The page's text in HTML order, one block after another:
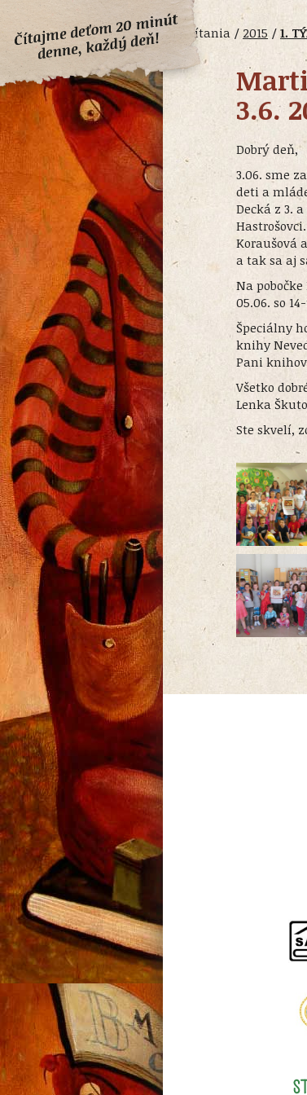
Čítania / 2015 / 1.
3.6.
Dobrý deň,
3.06. sme
deti a
Decká z 3.
Koraušová
a tak sa aj
Na
05.06. so
Špeciálny
knihy
Pani
Všetko
Lenka
Ste skvelí,